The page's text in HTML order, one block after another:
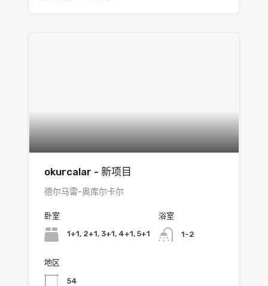
okurcalar - 新项目
德尔马雷-奥库尔卡尔
卧室
1+1, 2+1, 3+1, 4+1, 5+1
浴室
1-2
地区
54